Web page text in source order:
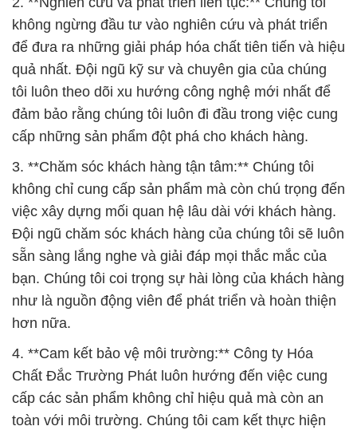
không ngừng đầu tư vào nghiên cứu và phát triển
để đưa ra những giải pháp hóa chất tiên tiến và hiệu
quả nhất. Đội ngũ kỹ sư và chuyên gia của chúng
tôi luôn theo dõi xu hướng công nghệ mới nhất để
đảm bảo rằng chúng tôi luôn đi đầu trong việc cung
cấp những sản phẩm đột phá cho khách hàng.
3. **Chăm sóc khách hàng tận tâm:** Chúng tôi
không chỉ cung cấp sản phẩm mà còn chú trọng đến
việc xây dựng mối quan hệ lâu dài với khách hàng.
Đội ngũ chăm sóc khách hàng của chúng tôi sẽ luôn
sẵn sàng lắng nghe và giải đáp mọi thắc mắc của
bạn. Chúng tôi coi trọng sự hài lòng của khách hàng
như là nguồn động viên để phát triển và hoàn thiện
hơn nữa.
4. **Cam kết bảo vệ môi trường:** Công ty Hóa
Chất Đắc Trường Phát luôn hướng đến việc cung
cấp các sản phẩm không chỉ hiệu quả mà còn an
toàn với môi trường. Chúng tôi cam kết thực hiện